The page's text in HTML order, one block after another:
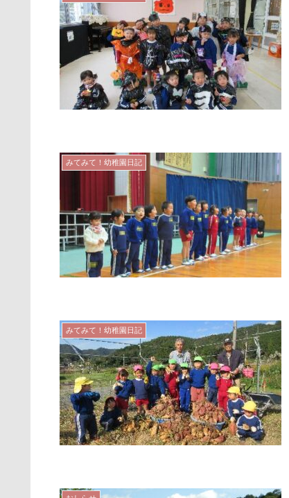
みてみて！幼稚園日記
みてみて！幼稚園日記